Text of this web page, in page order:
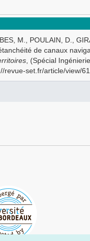
M., POULAIN, D.,
de canaux
, (Spécial
revue-set.fr/article/view/